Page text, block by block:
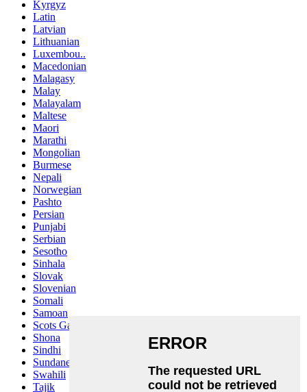
Kyrgyz
Latin
Latvian
Lithuanian
Luxembou..
Macedonian
Malagasy
Malay
Malayalam
Maltese
Maori
Marathi
Mongolian
Burmese
Nepali
Norwegian
Pashto
Persian
Punjabi
Serbian
Sesotho
Sinhala
Slovak
Slovenian
Somali
Samoan
Scots Gaelic
Shona
Sindhi
Sundanese
Swahili
Tajik